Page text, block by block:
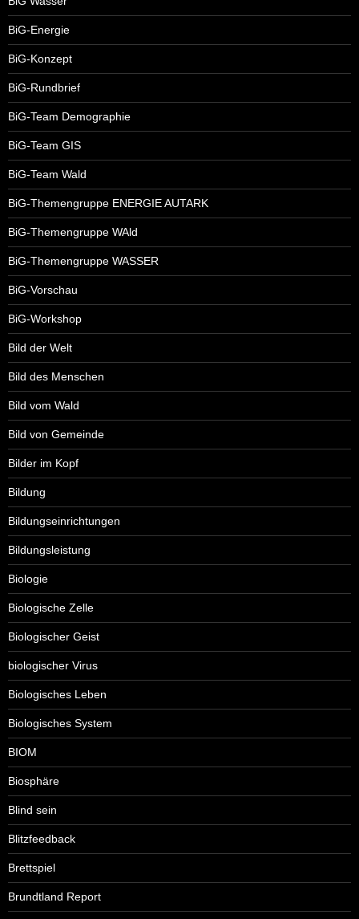
BiG-Energie
BiG-Konzept
BiG-Rundbrief
BiG-Team Demographie
BiG-Team GIS
BiG-Team Wald
BiG-Themengruppe ENERGIE AUTARK
BiG-Themengruppe WAld
BiG-Themengruppe WASSER
BiG-Vorschau
BiG-Workshop
Bild der Welt
Bild des Menschen
Bild vom Wald
Bild von Gemeinde
Bilder im Kopf
Bildung
Bildungseinrichtungen
Bildungsleistung
Biologie
Biologische Zelle
Biologischer Geist
biologischer Virus
Biologisches Leben
Biologisches System
BIOM
Biosphäre
Blind sein
Blitzfeedback
Brettspiel
Brundtland Report